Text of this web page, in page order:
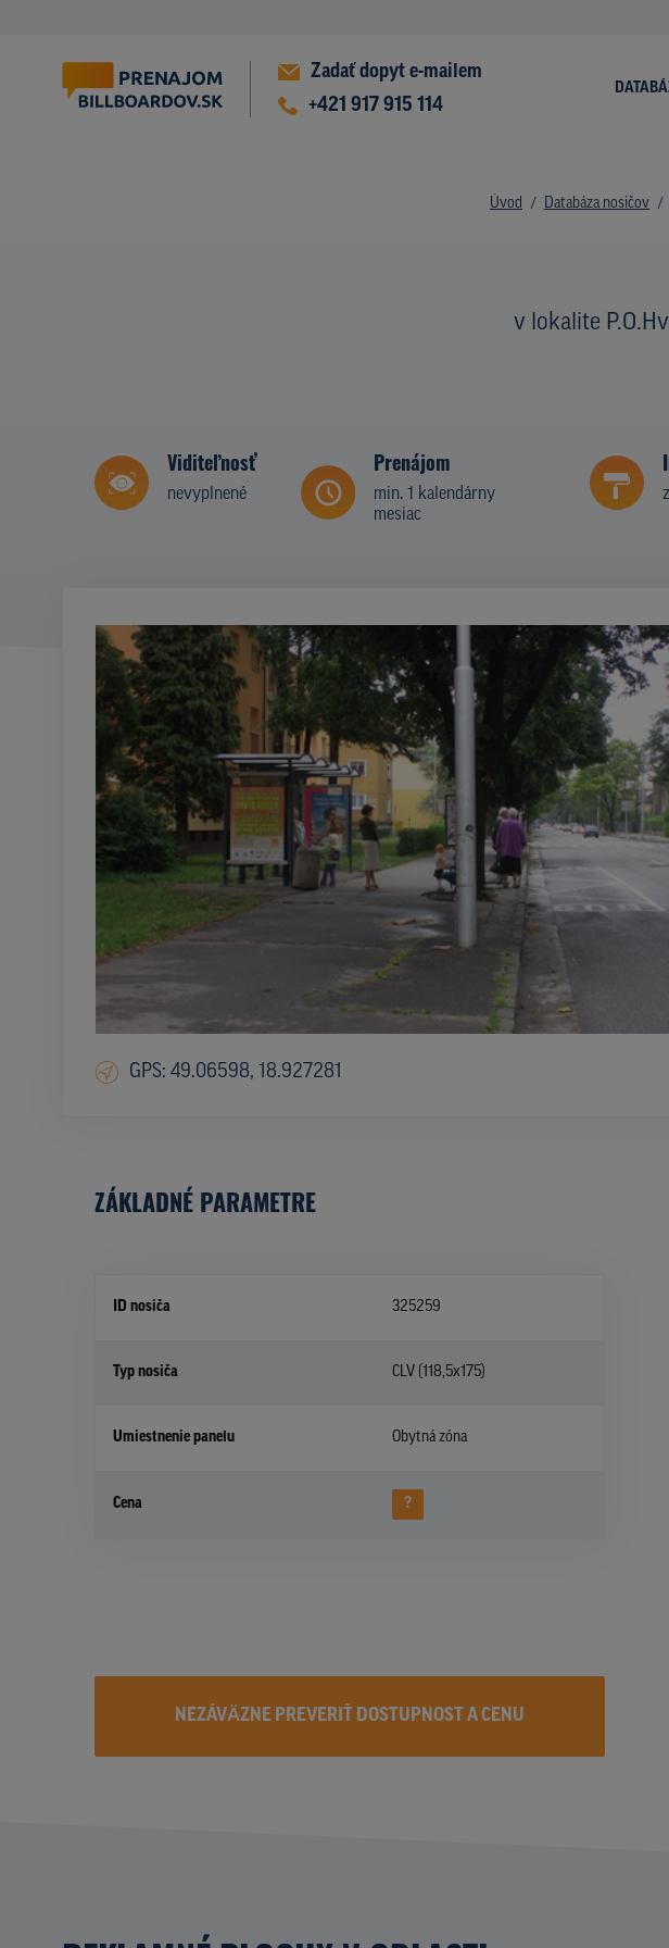
Zadať dopyt e-mailem
+421 917 915 114
Úvod Databáza nosičov
v lokalite
Viditeľnosť
nevyplnené
Prenájom
min. 1 kalendárny
mesiac
GPS: 49.06598, 18.927281
ZÁKLADNÉ PARAMETRE
ID nosiča 325259
Typ nosiča CLV (118,5x175)
Umiestnenie panelu Obytná zóna
Cena ?
NEZÁVÄZNE PREVERIŤ DOSTUPNOST A CENU